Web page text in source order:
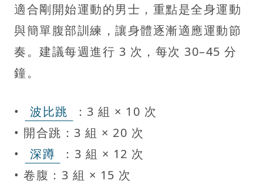
適合剛開始運動的男士，重點是全身運動
與簡單腹部訓練，讓身體逐漸適應運動節
奏。建議每週進行 3 次，每次 30–45 分
鐘。
• 波比跳
：3 組 × 10 次
• 開合跳：3 組 × 20 次
•
深蹲
：3 組 × 12 次
• 卷腹：3 組 × 15 次